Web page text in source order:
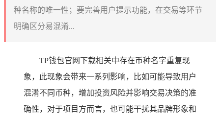
种名称的唯一性；要完善用户提示功能，在交易等环节
明确区分易混淆...
TP钱包官网下载相关中存在币种名字重复现
象，此现象会带来一系列影响，比如可能导致用户
混淆不同币种，增加投资风险并影响交易决策的准
确性，对于项目方而言，也可能干扰其品牌形象和